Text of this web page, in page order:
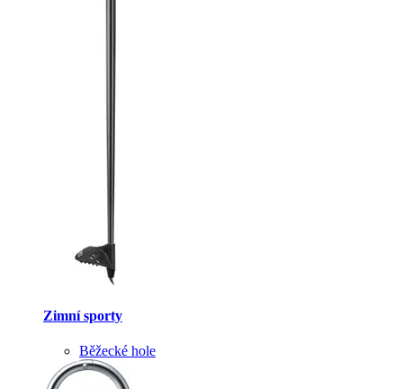
Zimní sporty
Běžecké hole